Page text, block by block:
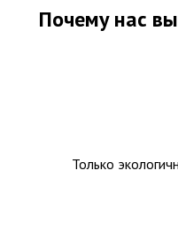
Почему нас
Только